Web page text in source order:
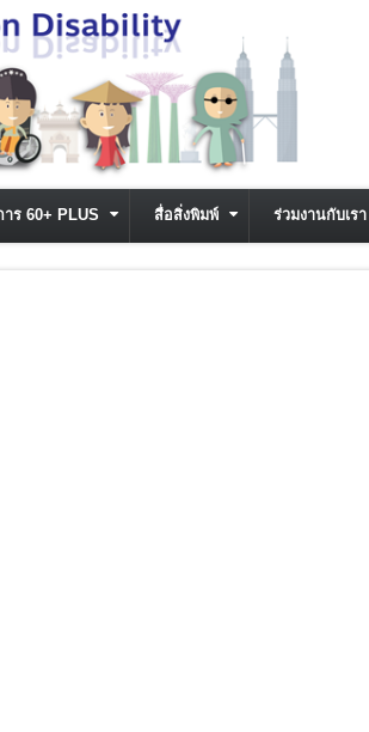
าร 60+ PLUS สื่อสิ่งพิมพ์ ร่วมงานกับเรา